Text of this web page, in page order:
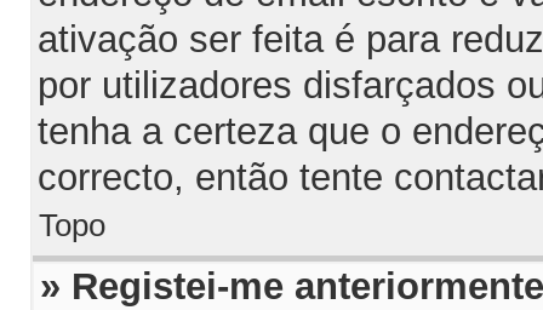
ativação ser feita é para
por utilizadores disfarçados
tenha a certeza que o
correcto, então tente
Topo
» Registei-me